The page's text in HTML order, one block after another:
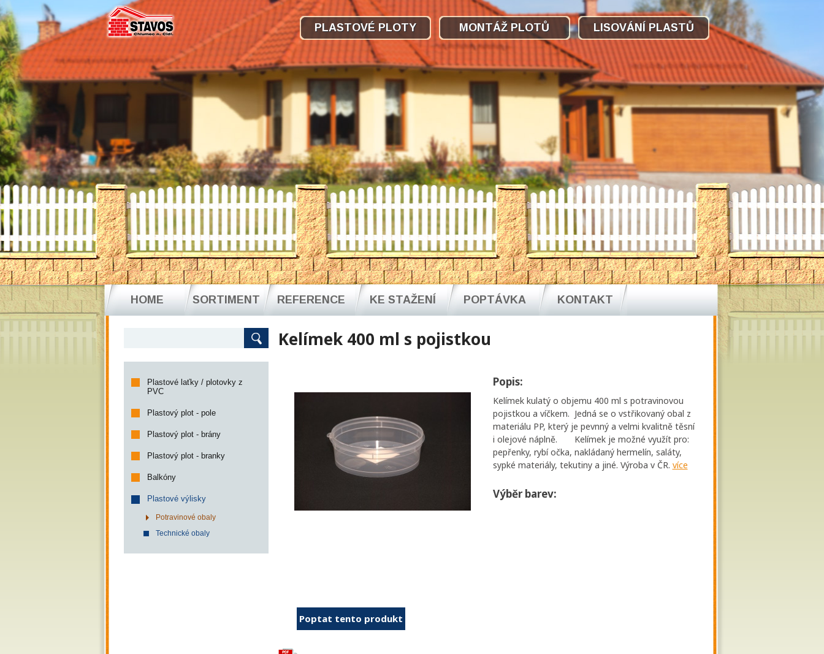
HOME SORTIMENT REFERENCE KE STAŽENÍ POPTÁVKA KONTAKT
PLASTOVÉ PLOTY MONTÁŽ PLOTŮ LISOVÁNÍ PLASTŮ
Plastové laťky / plotovky z
PVC
Plastový plot - pole
Plastový plot - brány
Plastový plot - branky
Balkóny
Plastové výlisky
Potravinové obaly
Technické obaly
Kelímek 400 ml s pojistkou
Poptat tento produkt
Popis:
Kelímek kulatý o objemu 400 ml s potravinovou
pojistkou a víčkem. Jedná se o vstřikovaný obal z
materiálu PP, který je pevnný a velmi kvalitně těsní
i olejové náplně. Kelímek je možné využít pro:
pepřenky, rybí očka, nakládaný hermelín, saláty,
sypké materiály, tekutiny a jiné. Výroba v ČR. více
Výběr barev: